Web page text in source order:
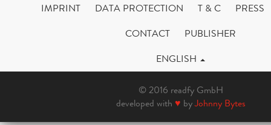
IMPRINT DATA PROTECTION T & C
PRESS
CONTACT
PUBLISHER
ENGLISH
© 2016 readfy GmbH
developed with ♥ byJohnny Bytes